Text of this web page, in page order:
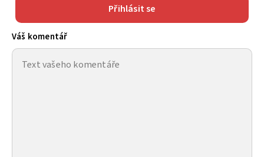
Přihlásit se
Váš komentář